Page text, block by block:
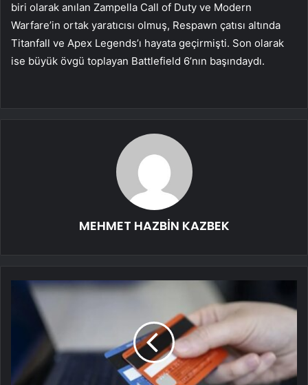
biri olarak anılan Zampella Call of Duty ve Modern
Warfare’in ortak yaratıcısı olmuş, Respawn çatısı altında
Titanfall ve Apex Legends’ı hayata geçirmişti. Son olarak
ise büyük övgü toplayan Battlefield 6’nın başındaydı.
MEHMET HAZBİN KAZBEK